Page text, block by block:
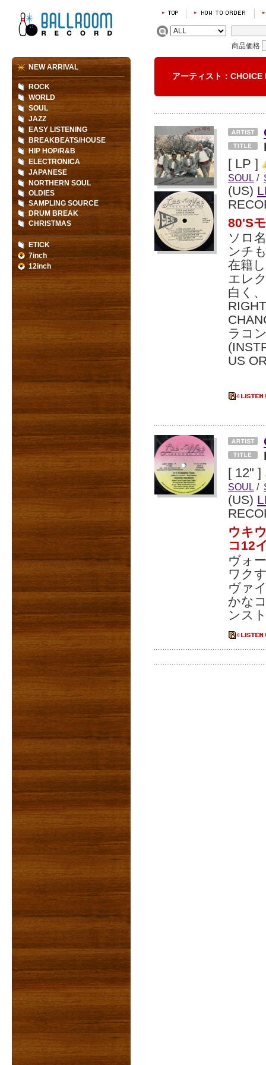
商品価格
アーティスト：
[ LP ]
SOUL /
(US)
80'S
ソロ
ンチ
在籍
エレ
白く
ラコ
US
[ 12" ]
SOUL /
(US)
ウキ
コ12
ヴォ
ワク
ヴァ
かな
ンス
NEW ARRIVAL
ROCK
WORLD
SOUL
JAZZ
EASY LISTENING
BREAKBEATS/HOUSE
HIP HOP/R&B
ELECTRONICA
JAPANESE
NORTHERN SOUL
OLDIES
SAMPLING SOURCE
DRUM BREAK
CHRISTMAS
ETICK
7inch
12inch